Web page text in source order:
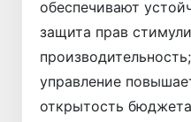
обеспечивают
защита прав
управление
открытость